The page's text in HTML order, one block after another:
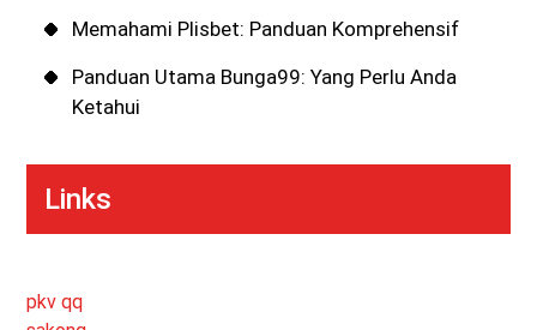
Memahami Plisbet: Panduan Komprehensif
Panduan Utama Bunga99: Yang Perlu Anda
Ketahui
Links
pkv qq